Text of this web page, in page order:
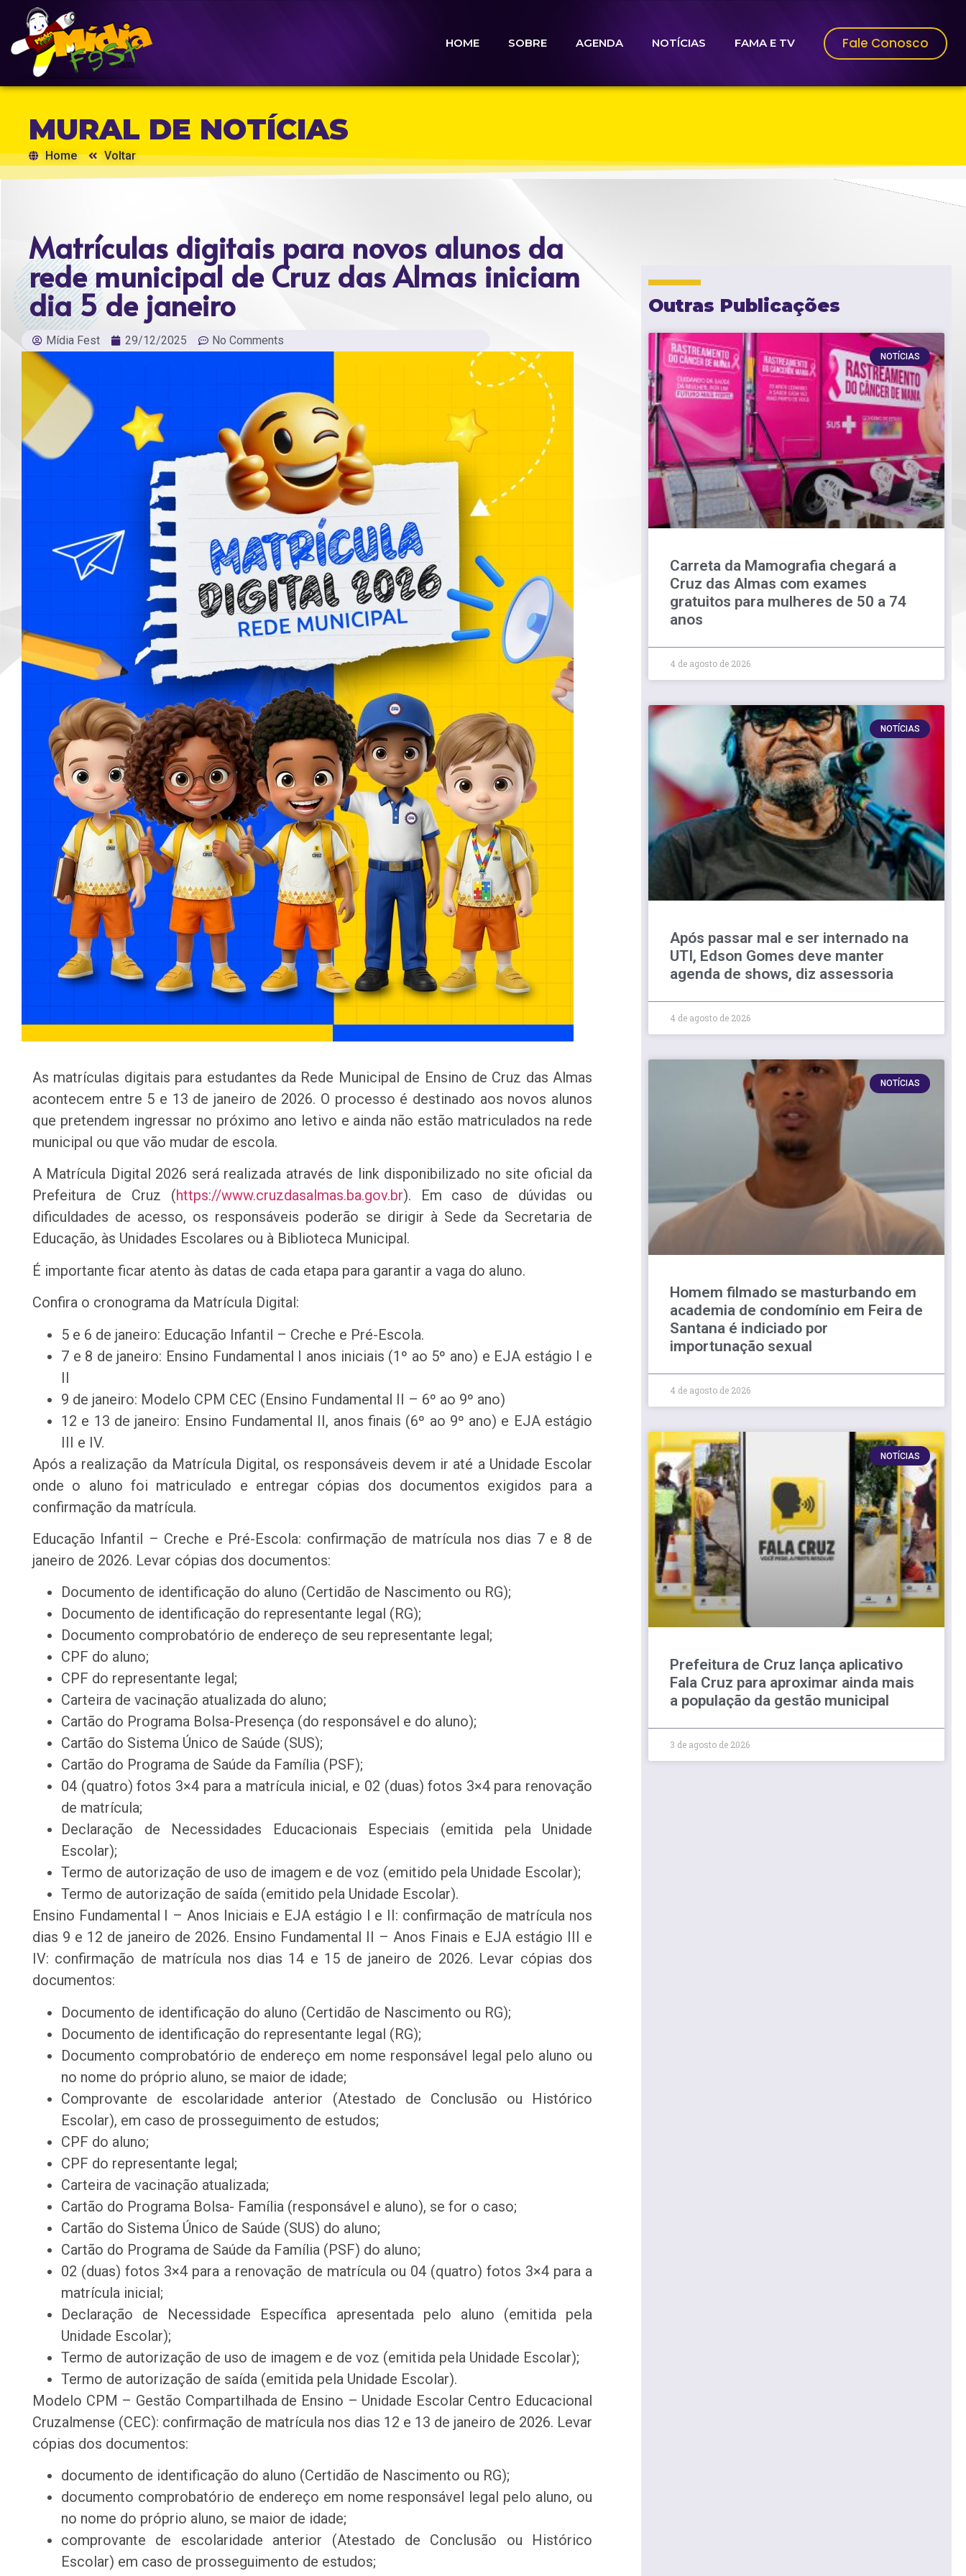
HOME SOBRE AGENDA NOTÍCIAS FAMA E TV Fale Conosco
MURAL DE NOTÍCIAS
Home Voltar
Matrículas digitais para novos alunos da
rede municipal de Cruz das Almas iniciam
dia 5 de janeiro
Mídia Fest 29/12/2025 No Comments
As matrículas digitais para estudantes da Rede Municipal de Ensino de Cruz das Almas
acontecem entre 5 e 13 de janeiro de 2026. O processo é destinado aos novos alunos
que pretendem ingressar no próximo ano letivo e ainda não estão matriculados na rede
municipal ou que vão mudar de escola.
A Matrícula Digital 2026 será realizada através de link disponibilizado no site oficial da
Prefeitura de Cruz (https://www.cruzdasalmas.ba.gov.br). Em caso de dúvidas ou
dificuldades de acesso, os responsáveis poderão se dirigir à Sede da Secretaria de
Educação, às Unidades Escolares ou à Biblioteca Municipal.
É importante ficar atento às datas de cada etapa para garantir a vaga do aluno.
Confira o cronograma da Matrícula Digital:
5 e 6 de janeiro: Educação Infantil – Creche e Pré-Escola.
7 e 8 de janeiro: Ensino Fundamental I anos iniciais (1º ao 5º ano) e EJA estágio I e
II
9 de janeiro: Modelo CPM CEC (Ensino Fundamental II – 6º ao 9º ano)
12 e 13 de janeiro: Ensino Fundamental II, anos finais (6º ao 9º ano) e EJA estágio
III e IV.
Após a realização da Matrícula Digital, os responsáveis devem ir até a Unidade Escolar
onde o aluno foi matriculado e entregar cópias dos documentos exigidos para a
confirmação da matrícula.
Educação Infantil – Creche e Pré-Escola: confirmação de matrícula nos dias 7 e 8 de
janeiro de 2026. Levar cópias dos documentos:
Documento de identificação do aluno (Certidão de Nascimento ou RG);
Documento de identificação do representante legal (RG);
Documento comprobatório de endereço de seu representante legal;
CPF do aluno;
CPF do representante legal;
Carteira de vacinação atualizada do aluno;
Cartão do Programa Bolsa-Presença (do responsável e do aluno);
Cartão do Sistema Único de Saúde (SUS);
Cartão do Programa de Saúde da Família (PSF);
04 (quatro) fotos 3×4 para a matrícula inicial, e 02 (duas) fotos 3×4 para renovação
de matrícula;
Declaração de Necessidades Educacionais Especiais (emitida pela Unidade
Escolar);
Termo de autorização de uso de imagem e de voz (emitido pela Unidade Escolar);
Termo de autorização de saída (emitido pela Unidade Escolar).
Ensino Fundamental I – Anos Iniciais e EJA estágio I e II: confirmação de matrícula nos
dias 9 e 12 de janeiro de 2026. Ensino Fundamental II – Anos Finais e EJA estágio III e
IV: confirmação de matrícula nos dias 14 e 15 de janeiro de 2026. Levar cópias dos
documentos:
Documento de identificação do aluno (Certidão de Nascimento ou RG);
Documento de identificação do representante legal (RG);
Documento comprobatório de endereço em nome responsável legal pelo aluno ou
no nome do próprio aluno, se maior de idade;
Comprovante de escolaridade anterior (Atestado de Conclusão ou Histórico
Escolar), em caso de prosseguimento de estudos;
CPF do aluno;
CPF do representante legal;
Carteira de vacinação atualizada;
Cartão do Programa Bolsa- Família (responsável e aluno), se for o caso;
Cartão do Sistema Único de Saúde (SUS) do aluno;
Cartão do Programa de Saúde da Família (PSF) do aluno;
02 (duas) fotos 3×4 para a renovação de matrícula ou 04 (quatro) fotos 3×4 para a
matrícula inicial;
Declaração de Necessidade Específica apresentada pelo aluno (emitida pela
Unidade Escolar);
Termo de autorização de uso de imagem e de voz (emitida pela Unidade Escolar);
Termo de autorização de saída (emitida pela Unidade Escolar).
Modelo CPM – Gestão Compartilhada de Ensino – Unidade Escolar Centro Educacional
Cruzalmense (CEC): confirmação de matrícula nos dias 12 e 13 de janeiro de 2026. Levar
cópias dos documentos:
documento de identificação do aluno (Certidão de Nascimento ou RG);
documento comprobatório de endereço em nome responsável legal pelo aluno, ou
no nome do próprio aluno, se maior de idade;
comprovante de escolaridade anterior (Atestado de Conclusão ou Histórico
Escolar) em caso de prosseguimento de estudos;
Outras Publicações
NOTÍCIAS
Carreta da Mamografia chegará a
Cruz das Almas com exames
gratuitos para mulheres de 50 a 74
anos
4 de agosto de 2026
NOTÍCIAS
Após passar mal e ser internado na
UTI, Edson Gomes deve manter
agenda de shows, diz assessoria
4 de agosto de 2026
NOTÍCIAS
Homem filmado se masturbando em
academia de condomínio em Feira de
Santana é indiciado por
importunação sexual
4 de agosto de 2026
NOTÍCIAS
Prefeitura de Cruz lança aplicativo
Fala Cruz para aproximar ainda mais
a população da gestão municipal
3 de agosto de 2026